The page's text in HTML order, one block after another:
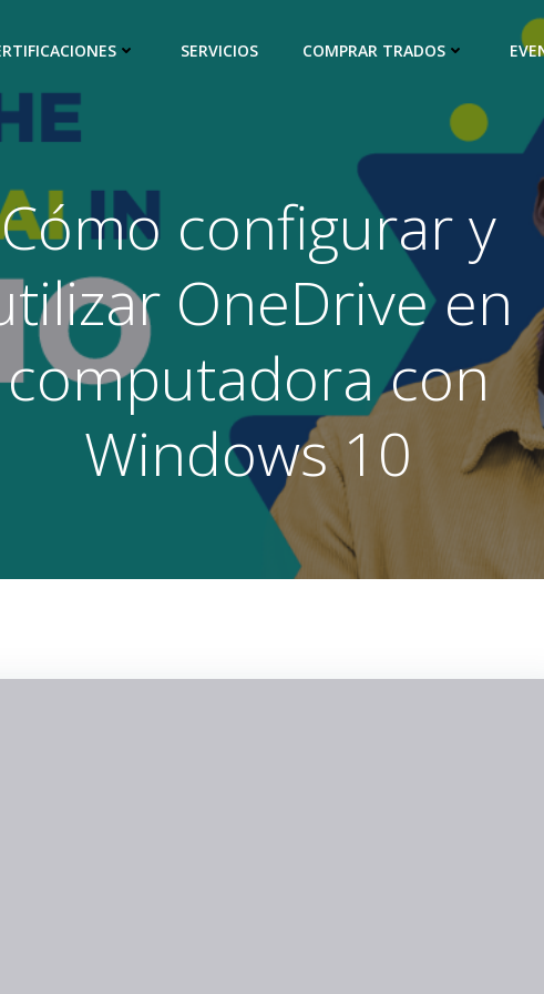
SERVICIOS COMPRAR TRADOS
Cómo configurar y
OneDrive en
computadora con
Windows 10